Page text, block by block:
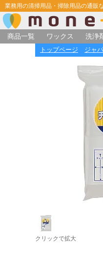
業務用の清掃用品・掃除用品の通販
商品一覧
ワックス 洗浄
トップページ ジャ
クリックで拡大